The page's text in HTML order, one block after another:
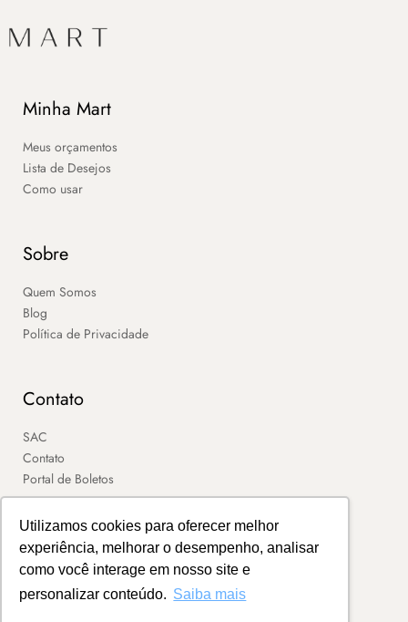
Utilizamos cookies para oferecer melhor
experiência, melhorar o desempenho, analisar
como você interage em nosso site e
personalizar conteúdo. Saiba mais
Minha Mart
Meus orçamentos
Lista de Desejos
Como usar
Sobre
Quem Somos
Blog
Política de Privacidade
Contato
SAC
Contato
Portal de Boletos